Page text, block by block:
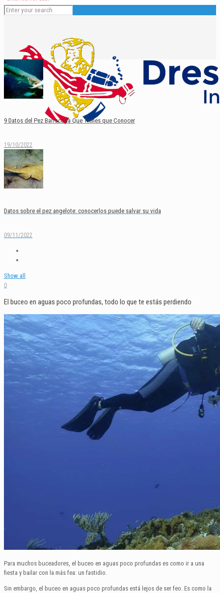
Español
English
9 Datos del Pez Barracuda Que Tienes que Conocer
19/10/2022
Datos sobre el pez angelote: conocerlos puede salvar su vida
09/11/2022
Show all
0
El buceo en aguas poco profundas, todo lo que te estás perdiendo
Para muchos buceadores, el buceo en aguas poco profundas es como ir a una
fiesta y bailar con la más fea: un fastidio.
Sin embargo, el buceo en aguas poco profundas está lejos de ser feo. Es como la